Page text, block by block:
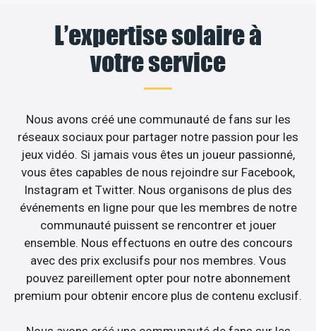
L’expertise solaire à
votre service
Nous avons créé une communauté de fans sur les
réseaux sociaux pour partager notre passion pour les
jeux vidéo. Si jamais vous êtes un joueur passionné,
vous êtes capables de nous rejoindre sur Facebook,
Instagram et Twitter. Nous organisons de plus des
événements en ligne pour que les membres de notre
communauté puissent se rencontrer et jouer
ensemble. Nous effectuons en outre des concours
avec des prix exclusifs pour nos membres. Vous
pouvez pareillement opter pour notre abonnement
premium pour obtenir encore plus de contenu exclusif.